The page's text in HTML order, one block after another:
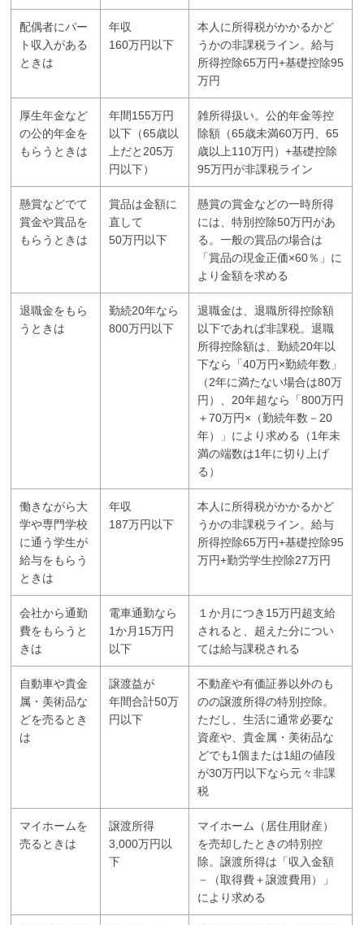
配偶者にパー
ト収入がある
ときは
年収
160万円以下
本人に所得税がかかるかど
うかの非課税ライン。給与
所得控除65万円+基礎控除95
万円
厚生年金など
の公的年金を
もらうときは
年間155万円
以下（65歳以
上だと205万
円以下）
雑所得扱い。公的年金等控
除額（65歳未満60万円、65
歳以上110万円）+基礎控除
95万円が非課税ライン
懸賞などでて
賞金や賞品を
もらうときは
賞品は金額に
直して
50万円以下
懸賞の賞金などの一時所得
には、特別控除50万円があ
る。一般の賞品の場合は
「賞品の現金正価×60％」に
より金額を求める
退職金をもら
うときは
勤続20年なら
800万円以下
退職金は、退職所得控除額
以下であれば非課税。退職
所得控除額は、勤続20年以
下なら「40万円×勤続年数」
（2年に満たない場合は80万
円）、20年超なら「800万円
＋70万円×（勤続年数－20
年）」により求める（1年未
満の端数は1年に切り上げ
る）
働きながら大
学や専門学校
に通う学生が
給与をもらう
ときは
年収
187万円以下
本人に所得税がかかるかど
うかの非課税ライン。給与
所得控除65万円+基礎控除95
万円+勤労学生控除27万円
会社から通勤
費をもらうと
きは
電車通勤なら
1か月15万円
以下
１か月につき15万円超支給
されると、超えた分につい
ては給与課税される
自動車や貴金
属・美術品な
どを売るとき
は
譲渡益が
年間合計50万
円以下
不動産や有価証券以外のも
のの譲渡所得の特別控除。
ただし、生活に通常必要な
資産や、貴金属・美術品な
どでも1個または1組の値段
が30万円以下なら元々非課
税
マイホームを
売るときは
譲渡所得
3,000万円以
下
マイホーム（居住用財産）
を売却したときの特別控
除。譲渡所得は「収入金額
－（取得費＋譲渡費用）」
により求める